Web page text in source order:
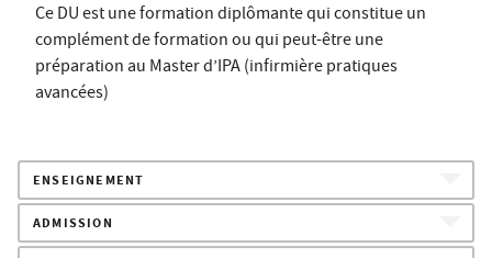
Ce DU est une formation diplômante qui constitue un
complément de formation ou qui peut-être une
préparation au Master d’IPA (infirmière pratiques
avancées)
ENSEIGNEMENT
ADMISSION